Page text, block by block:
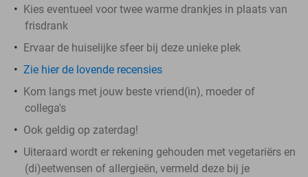
Kies eventueel voor twee warme drankjes in plaats van
frisdrank
Ervaar de huiselijke sfeer bij deze unieke plek
Zie hier de lovende recensies
Kom langs met jouw beste vriend(in), moeder of
collega's
Ook geldig op zaterdag!
Uiteraard wordt er rekening gehouden met vegetariërs en
(di)eetwensen of allergieën, vermeld deze bij je